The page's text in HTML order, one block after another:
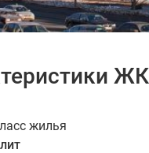
ЖК
жилья
элит